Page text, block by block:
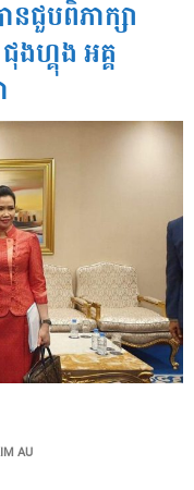
ជួបពិភាក្សា
ងហ្គុង អគ្គ
AU